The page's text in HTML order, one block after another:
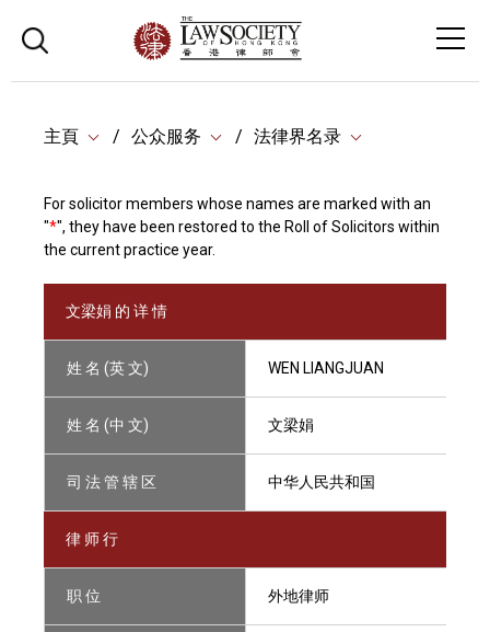
主頁 公众服务 法律界名录
For solicitor members whose names are marked with an
"*", they have been restored to the Roll of Solicitors within
the current practice year.
文梁娟 的 详 情
姓 名 (英 文) WEN LIANGJUAN
姓 名 (中 文) 文梁娟
司 法 管 辖 区 中华人民共和国
律 师 行
职 位 外地律师